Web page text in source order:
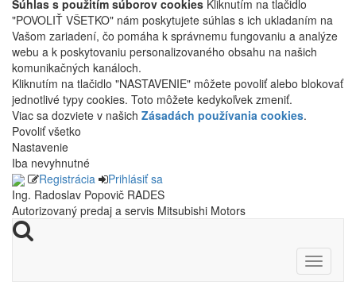
Súhlas s použitím súborov cookies Kliknutím na tlačidlo
"POVOLIŤ VŠETKO" nám poskytujete súhlas s ich ukladaním na
Vašom zariadení, čo pomáha k správnemu fungovaniu a analýze
webu a k poskytovaniu personalizovaného obsahu na našich
komunikačných kanáloch.
Kliknutím na tlačidlo "NASTAVENIE" môžete povoliť alebo blokovať
jednotlivé typy cookies. Toto môžete kedykoľvek zmeniť.
Viac sa dozviete v našich Zásadách používania cookies.
Povoliť všetko
Nastavenie
Iba nevyhnutné
Registrácia
Prihlásiť sa
Ing. Radoslav Popovič RADES
Autorizovaný predaj a servis Mitsubishi Motors